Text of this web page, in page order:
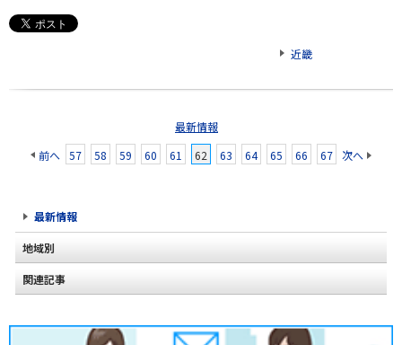
近畿
最新情報
前へ 57 58 59 60 61 62 63 64 65 66 67 次へ
最新情報
地域別
北海道
関連記事